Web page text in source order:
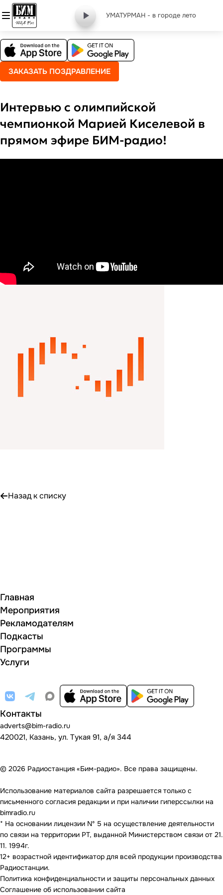
УМАТУРМАН - в городе лето
ЗАКАЗАТЬ ПОЗДРАВЛЕНИЕ
Интервью с олимпийской
чемпионкой Марией Киселевой в
прямом эфире БИМ-радио!
Назад к списку
Главная
Мероприятия
Рекламодателям
Подкасты
Программы
Услуги
Контакты
adverts@bim-radio.ru
420021, Казань, ул. Тукая 91, а/я 344
© 2026 Радиостанция «Бим-радио». Все права защищены.
Использование материалов сайта разрешается только с
письменного согласия редакции и при наличии гиперссылки на
bimradio.ru
* На основании лицензии Nº 5 на осуществление деятельности
по связи на территории РТ, выданной Министерством связи от 21.
11. 1994г.
12+ возрастной идентификатор для всей продукции производства
Радиостанции.
Политика конфиденциальности и защиты персональных данных
Соглашение об использовании сайта